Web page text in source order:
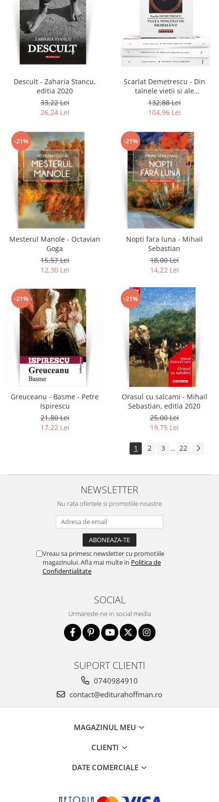
Descult - Zaharia Stancu,
editia 2020
33,22 Lei
26,24 Lei
Scarlat Demetrescu - Din
tainele vietii si ale
universului, Volumele I-III +
Viata dincolo de mormant
132,88 Lei
104,96 Lei
-21%
Mesterul Manole - Octavian
Goga
15,57 Lei
12,30 Lei
-21%
Nopti fara luna - Mihail
Sebastian
18,00 Lei
14,22 Lei
-21%
Greuceanu - Basme - Petre
Ispirescu
21,80 Lei
17,22 Lei
-21%
Orasul cu salcami - Mihail
Sebastian, editia 2020
25,00 Lei
19,75 Lei
1 2 3 ... 22
NEWSLETTER
Nu rata ofertele si promotiile noastre
Vreau sa primesc newsletter cu promotiile
magazinului. Afla mai multe in Politica de
Confidentialitate
SOCIAL
Urmareste-ne in social media
SUPORT CLIENTI
0740984910
contact@editurahoffman.ro
MAGAZINUL MEU
CLIENTI
DATE COMERCIALE